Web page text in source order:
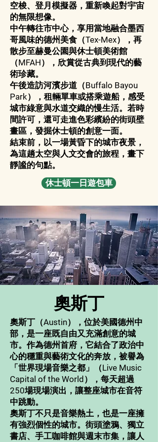
空梭、登月模擬器，重新喚起對宇宙
的無限想像。
中午轉往市中心，享用當地融合墨西
哥風味的德州美食（Tex-Mex），再
散步至赫曼公園與休士頓美術館
（MFAH），欣賞從古典到現代的藝
術珍藏。
午後造訪河濱步道（Buffalo Bayou
Park），租輛單車或搭乘遊船，感受
城市綠意與水道交織的慢生活。若時
間許可，還可走進色彩繽紛的街頭壁
畫區，發掘休士頓的創意一面。
結束前，以一場黃昏下的城市夜景，
為這趟太空與人文交會的旅程，畫下
靜謐的句點。
休士頓一日遊包車
奧斯丁
奧斯丁（Austin），位於美國德州中
部，是一座既自由又充滿創意的城
市。作為德州首府，它結合了政治中
心的穩重與藝術文化的奔放，被譽為
「世界現場音樂之都」（Live Music
Capital of the World），每天超過
250場現場演出，讓整座城市在音符
中跳動。
奧斯丁不只是音樂熱土，也是一座擁
有強烈個性的城市。街頭塗鴉、獨立
書店、手工咖啡館與週末市集，讓人